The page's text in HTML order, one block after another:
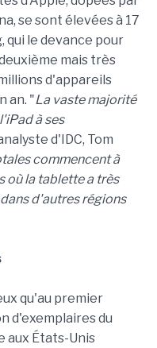
se sont élevées à 17
qui le devance pour
mais très
d'appareils
an. "La vaste majorité
à ses
d'IDC, Tom
commencent à
où la tablette a très
d'autres régions
qu'au premier
d'exemplaires du
aux États-Unis